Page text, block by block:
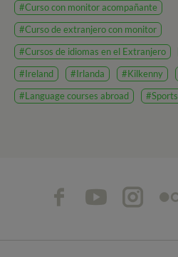
#Curso con monitor acompañante
#Curso de extranjero con monitor
#Cursos de idiomas en el Extranjero
#Ireland
#Irlanda #Kilkenny
#Language courses abroad
#Sports